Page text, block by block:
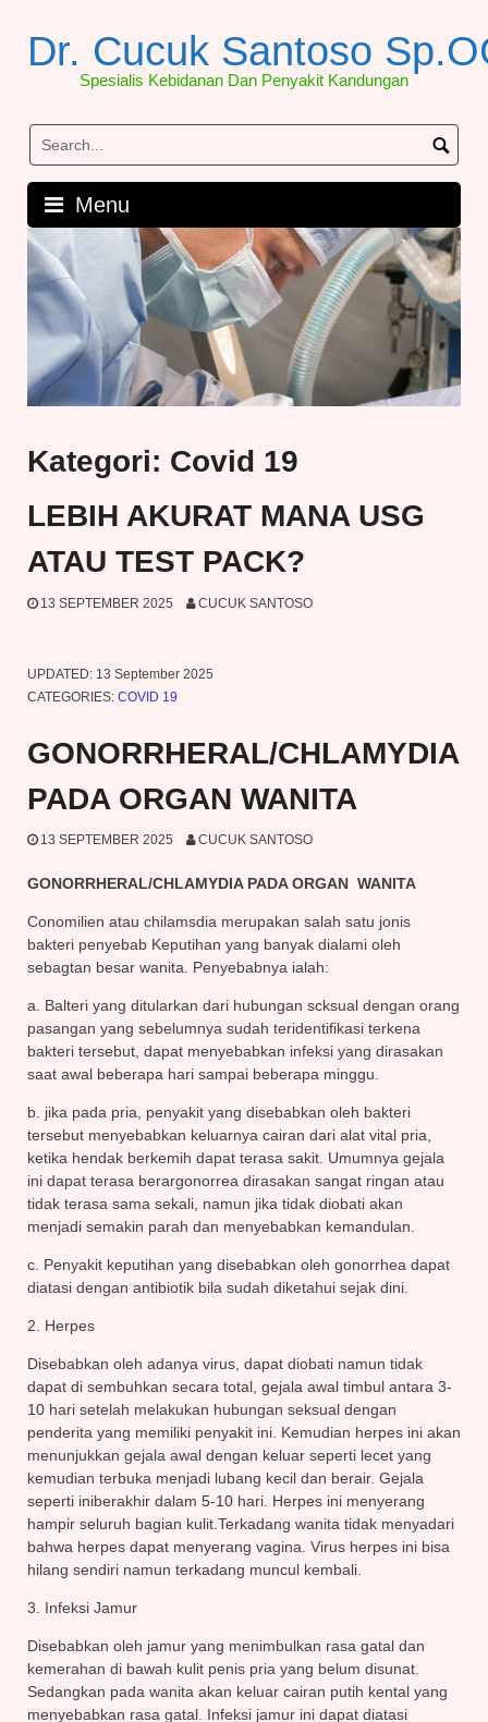
contentDr. Cucuk Santoso
Spesialis Kebidanan Dan Penyakit Kandungan
Menu
Kategori: Covid 19
LEBIH AKURAT MANA USG
ATAU TEST PACK?
13 SEPTEMBER 2025 CUCUK SANTOSO
UPDATED: 13 September 2025
CATEGORIES: COVID 19
GONORRHERAL/CHLAMYDIA
PADA ORGAN WANITA
13 SEPTEMBER 2025 CUCUK SANTOSO
GONORRHERAL/CHLAMYDIA PADA ORGAN WANITA
Conomilien atau chilamsdia merupakan salah satu jonis
bakteri penyebab Keputihan yang banyak dialami oleh
sebagtan besar wanita. Penyebabnya ialah:
a. Balteri yang ditularkan dari hubungan scksual dengan orang
pasangan yang sebelumnya sudah teridentifikasi terkena
bakteri tersebut, dapat menyebabkan infeksi yang dirasakan
saat awal beberapa hari sampai beberapa minggu.
b. jika pada pria, penyakit yang disebabkan oleh bakteri
tersebut menyebabkan keluarnya cairan dari alat vital pria,
ketika hendak berkemih dapat terasa sakit. Umumnya gejala
ini dapat terasa berargonorrea dirasakan sangat ringan atau
tidak terasa sama sekali, namun jika tidak diobati akan
menjadi semakin parah dan menyebabkan kemandulan.
c. Penyakit keputihan yang disebabkan oleh gonorrhea dapat
diatasi dengan antibiotik bila sudah diketahui sejak dini.
2. Herpes
Disebabkan oleh adanya virus, dapat diobati namun tidak
dapat di sembuhkan secara total, gejala awal timbul antara 3-
10 hari setelah melakukan hubungan seksual dengan
penderita yang memiliki penyakit ini. Kemudian herpes ini akan
menunjukkan gejala awal dengan keluar seperti lecet yang
kemudian terbuka menjadi lubang kecil dan berair. Gejala
seperti iniberakhir dalam 5-10 hari. Herpes ini menyerang
hampir seluruh bagian kulit.Terkadang wanita tidak menyadari
bahwa herpes dapat menyerang vagina. Virus herpes ini bisa
hilang sendiri namun terkadang muncul kembali.
3. Infeksi Jamur
Disebabkan oleh jamur yang menimbulkan rasa gatal dan
kemerahan di bawah kulit penis pria yang belum disunat.
Sedangkan pada wanita akan keluar cairan putih kental yang
menyebabkan rasa gatal. Infeksi jamur ini dapat diatasi